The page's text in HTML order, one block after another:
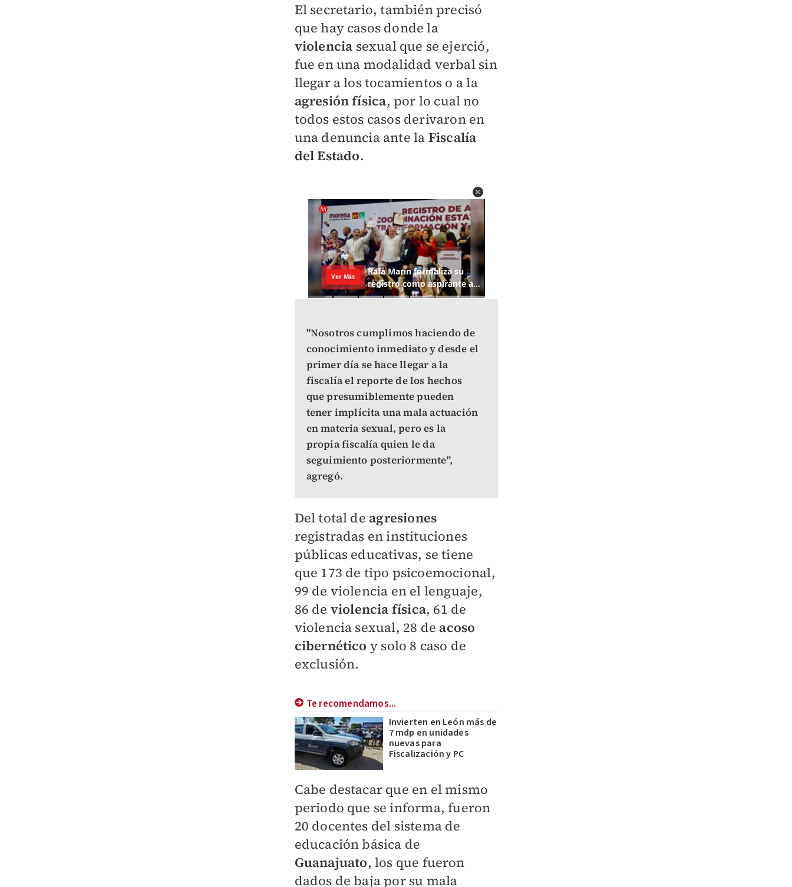
El secretario, también precisó
que hay casos donde la
violencia sexual que se ejerció,
fue en una modalidad verbal sin
llegar a los tocamientos o a la
agresión física, por lo cual no
todos estos casos derivaron en
una denuncia ante la Fiscalía
del Estado.
"Nosotros cumplimos haciendo de
conocimiento inmediato y desde el
primer día se hace llegar a la
fiscalía el reporte de los hechos
que presumiblemente pueden
tener implícita una mala actuación
en materia sexual, pero es la
propia fiscalía quien le da
seguimiento posteriormente",
agregó.
Del total de agresiones
registradas en instituciones
públicas educativas, se tiene
que 173 de tipo psicoemocional,
99 de violencia en el lenguaje,
86 de violencia física, 61 de
violencia sexual, 28 de acoso
cibernético y solo 8 caso de
exclusión.
Te recomendamos...
Invierten en León más de
7 mdp en unidades
nuevas para
Fiscalización y PC
Cabe destacar que en el mismo
periodo que se informa, fueron
20 docentes del sistema de
educación básica de
Guanajuato, los que fueron
dados de baja por su mala